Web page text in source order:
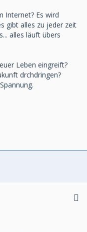
Internet? Es wird
gibt alles zu jeder zeit
alles läuft übers
Leben eingreift?
drchdringen?